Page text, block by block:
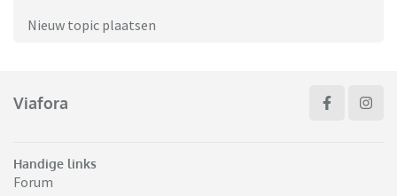
Nieuw topic plaatsen
Viafora
Handige links
Forum